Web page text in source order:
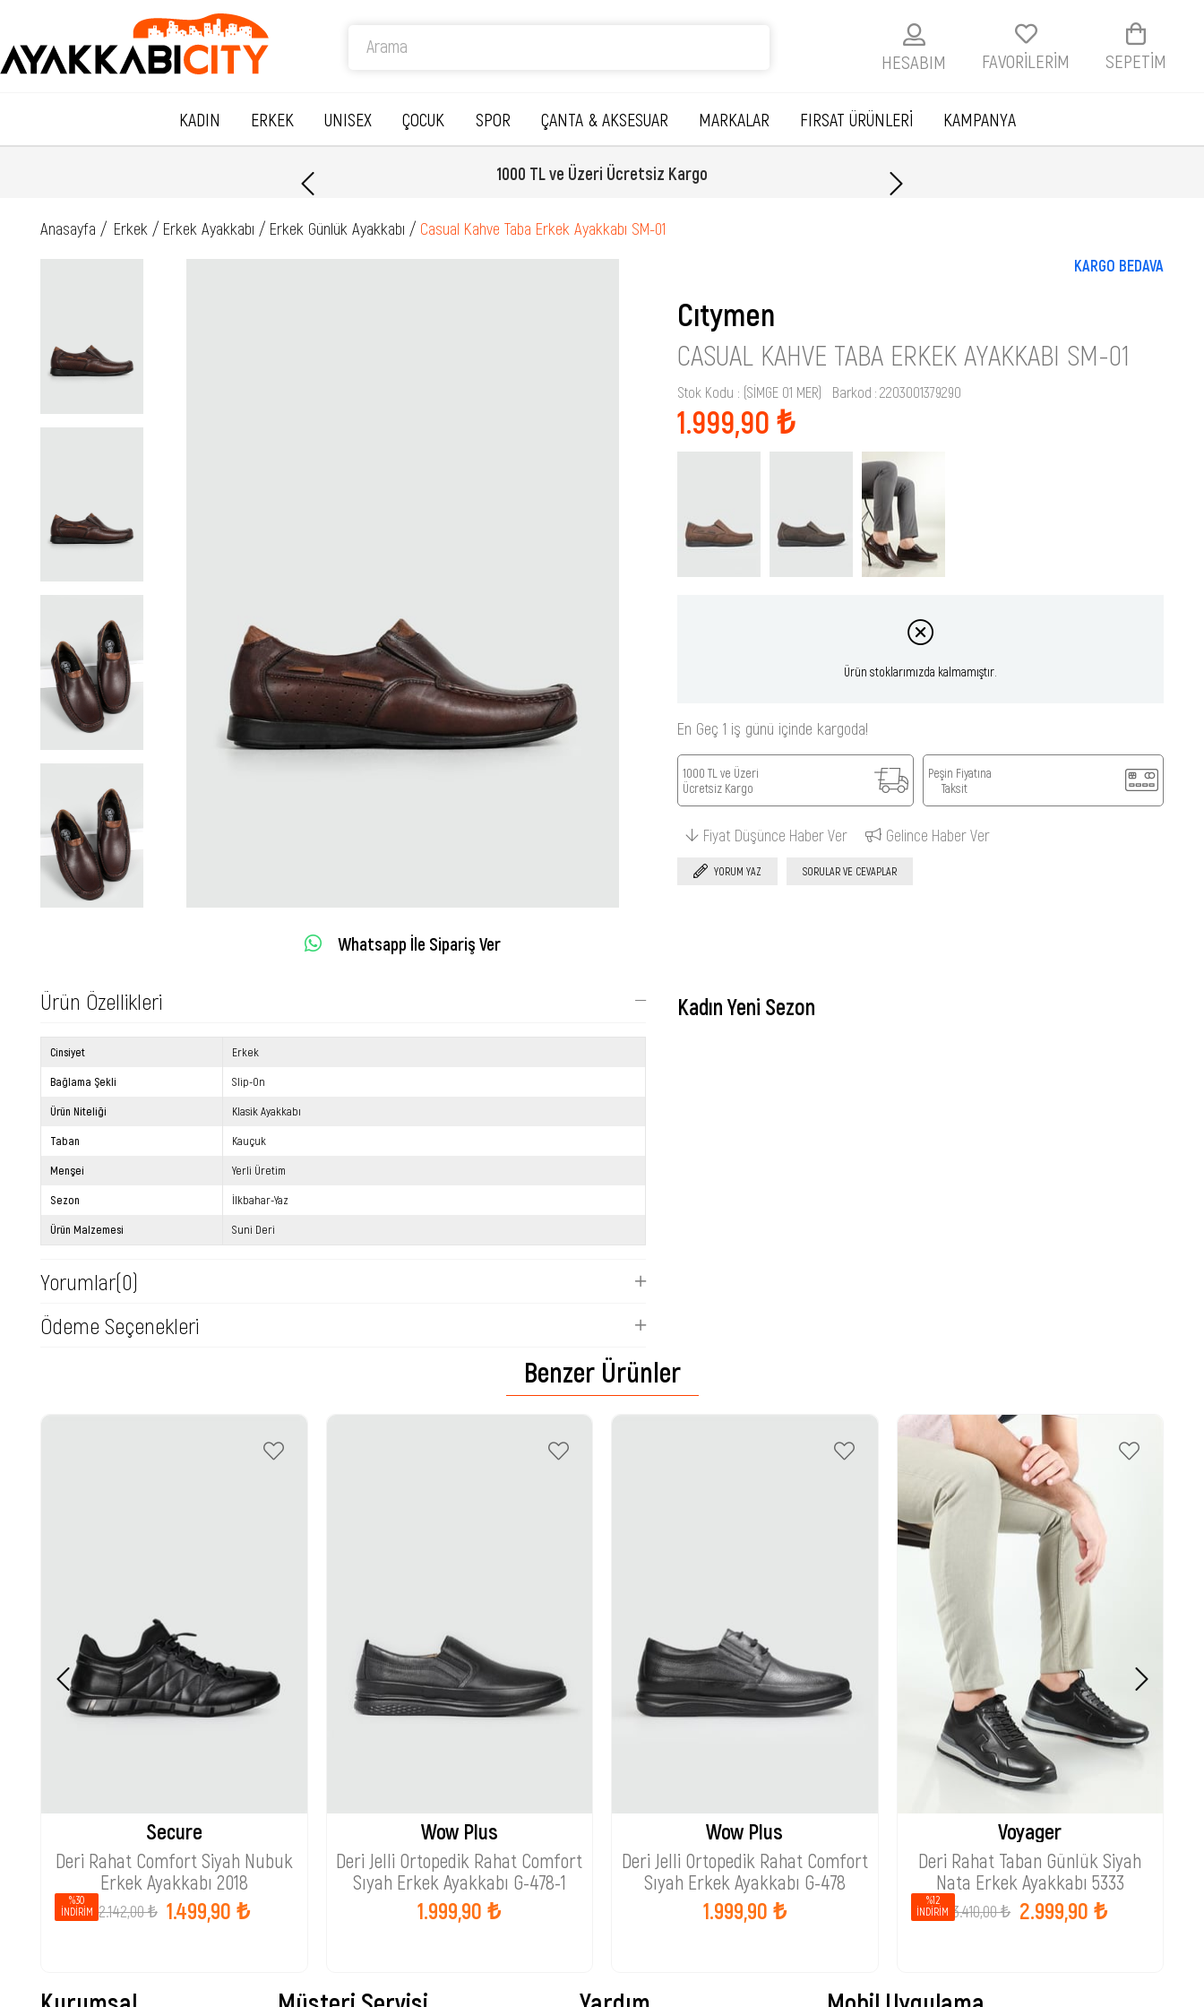
SEPETIM
FAVORİLERİM
HESABIM
KADIN ERKEK UNISEX ÇOCUK SPOR ÇANTA & AKSESUAR MARKALAR FIRSAT ÜRÜNLERİ KAMPANYA
Havale ile ödemelerde %5 indirim
Anasayfa Erkek Erkek Ayakkabı Erkek Günlük Ayakkabı Casual Kahve Taba Erkek Ayakkabı SM-01
Whatsapp İle Sipariş Ver
Ürün Özellikleri
Cinsiyet Erkek
Bağlama Şekli Slip-On
Ürün Niteliği Klasik Ayakkabı
Taban Kauçuk
Menşei Yerli Üretim
Sezon İlkbahar-Yaz
Ürün Malzemesi Suni Deri
Yorumlar(0)
Ödeme Seçenekleri
KARGO BEDAVA
Cıtymen
CASUAL KAHVE TABA ERKEK AYAKKABI SM-01
Stok Kodu (SİMGE 01 MER) Barkod : 2203001379290
1.999,90 ₺
Ürün stoklarımızda kalmamıştır.
En Geç 1 iş günü içinde kargoda!
1000 TL ve Üzeri
Ücretsiz Kargo
Peşin Fiyatına
Taksit
Fiyat Düşünce Haber Ver Gelince Haber Ver
YORUM YAZ SORULAR VE CEVAPLAR
Kadın Yeni Sezon
Benzer Ürünler
Secure
Deri Rahat Comfort Siyah Nubuk
Erkek Ayakkabı 2018
1.499,90 ₺
2.142,00 ₺
%30
İNDIRIM
Wow Plus
Deri Jelli Ortopedik Rahat Comfort
Sıyah Erkek Ayakkabı G-478-1
1.999,90 ₺
Wow Plus
Deri Jelli Ortopedik Rahat Comfort
Sıyah Erkek Ayakkabı G-478
1.999,90 ₺
Voyager
Deri Rahat Taban Günlük Siyah
Nata Erkek Ayakkabı 5333
2.999,90 ₺
3.410,00 ₺
%12
İNDIRIM